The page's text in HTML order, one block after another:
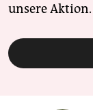
unsere Aktion.